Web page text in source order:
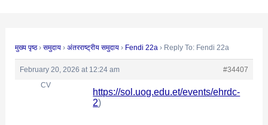
मुख्य पृष्ठ › समुदाय › अंतरराष्ट्रीय समुदाय › Fendi 22a › Reply To: Fendi 22a
February 20, 2026 at 12:24 am
#34407
CV
https://sol.uog.edu.et/events/ehrdc-
2)